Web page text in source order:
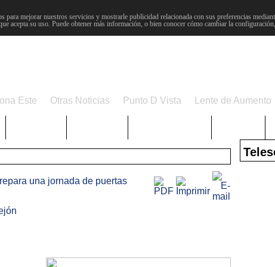
para mejorar nuestros servicios y mostrarle publicidad relacionada con sus preferencias
acepta su uso. Puede obtener más información, o bien conocer cómo cambiar la
Este Otras Noticias Punto D Vista Lente de Aumento
una jornada de puertas